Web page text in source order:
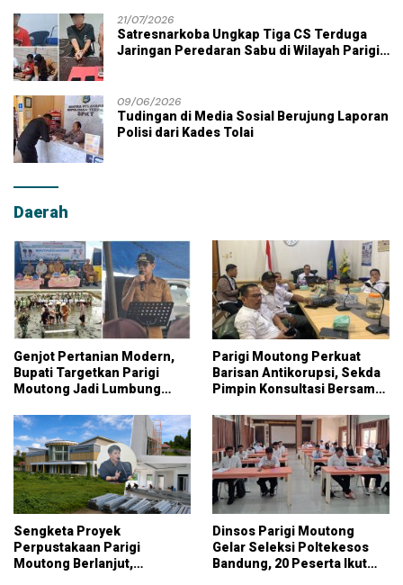
21/07/2026
Satresnarkoba Ungkap Tiga CS Terduga
Jaringan Peredaran Sabu di Wilayah Parigi
09/06/2026
Tudingan di Media Sosial Berujung Laporan
Polisi dari Kades Tolai
Daerah
Genjot Pertanian Modern,
Bupati Targetkan Parigi
Moutong Jadi Lumbung
Parigi Moutong Perkuat
Barisan Antikorupsi, Sekda
Pimpin Konsultasi Bersama
Sengketa Proyek
Perpustakaan Parigi
Moutong Berlanjut,
Dinsos Parigi Moutong
Gelar Seleksi Poltekesos
Bandung, 20 Peserta Ikut